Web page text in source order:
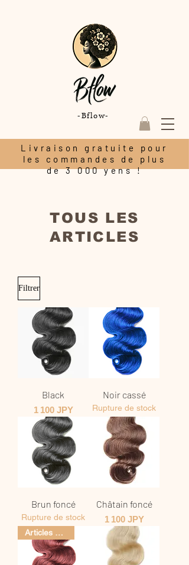
Livraison gratuite pour
les commandes de plus
de 3 000 yens !
-Bflow-
TOUS LES
ARTICLES
Filtrer
Black
Prix
1 100 JPY
Noir cassé
Rupture de stock
Brun foncé
Rupture de stock
Châtain foncé
Prix
1 100 JPY
Articles populaires